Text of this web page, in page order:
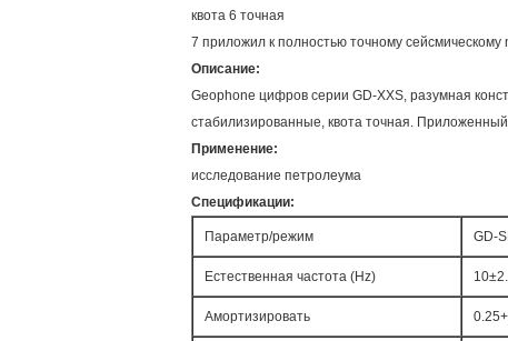
квота 6 точная
7 приложил к полностью точному
Описание:
Geophone цифров серии GD-XXS, разумная
стабилизированные, квота точная.
Применение:
исследование петролеума
Спецификации:
Параметр/режим GD-
Естественная частота (Hz)
Амортизировать